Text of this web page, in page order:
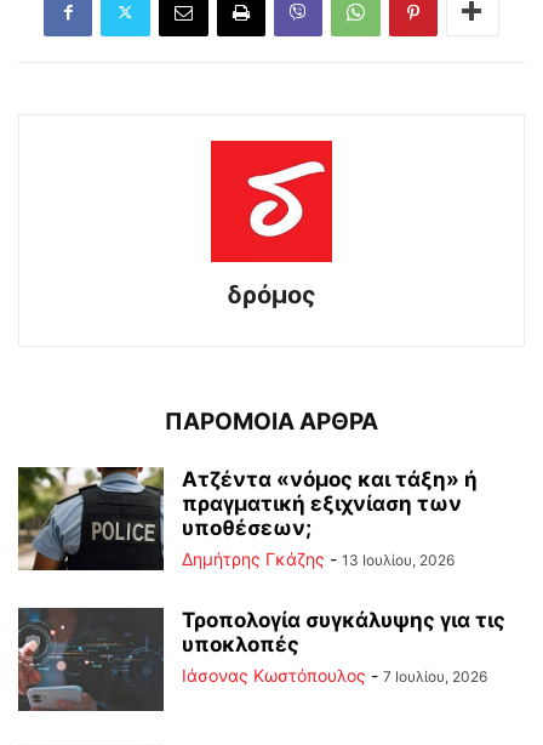
δρόμος
ΠΑΡΟΜΟΙΑ ΑΡΘΡΑ
Ατζέντα «νόμος και τάξη» ή
πραγματική εξιχνίαση των
υποθέσεων;
Δημήτρης Γκάζης - 13 Ιουλίου, 2026
Τροπολογία συγκάλυψης για τις
υποκλοπές
Ιάσονας Κωστόπουλος - 7 Ιουλίου, 2026